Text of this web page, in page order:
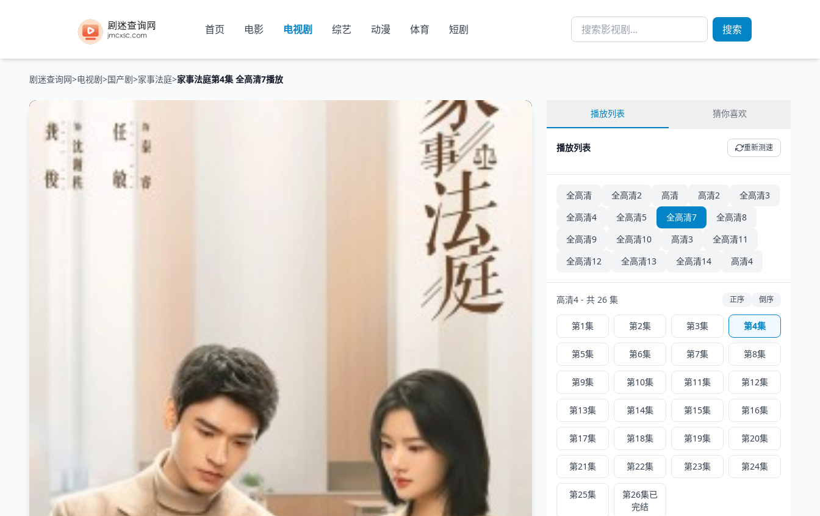
首页 电影 电视剧 综艺 动漫 体育 短剧 搜索
剧迷查询网>电视剧>国产剧>家事法庭>家事法庭第4集 全高清7播放
播放列表 猜你喜欢
播放列表 重新测速
全高清 全高清2 高清 高清2
全高清3
全高清4
全高清5 全高清7
全高清8
全高清9
全高清10 高清3
全高清11
全高清12
全高清13 全高清14 高清4
高清4 - 共 26 集 正序 倒序
第1集 第2集 第3集 第4集
第5集 第6集 第7集 第8集
第9集 第10集 第11集 第12集
第13集 第14集 第15集 第16集
第17集 第18集 第19集 第20集
第21集 第22集 第23集 第24集
第25集
第26集已
完结